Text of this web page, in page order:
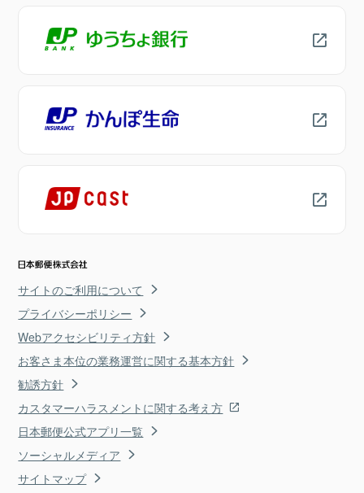
サイトのご利用について
プライバシーポリシー
Webアクセシビリティ方針
お客さま本位の業務運営に関する基本方針
勧誘方針
カスタマーハラスメントに関する考え方
日本郵便公式アプリ一覧
ソーシャルメディア
サイトマップ